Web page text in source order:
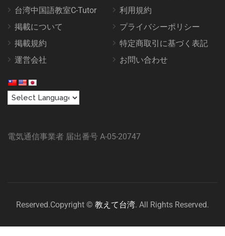
台湾中国語教室C-Tutor
掲載について
掲載規約
運営会社
利用規約
プライバシーポリシー
特定商取引に基づく表記
お問い合わせ
電気通信事業者 届出番号 A-05-20747
Reserved.Copyright © 教えて台湾. All Rights Reserved.